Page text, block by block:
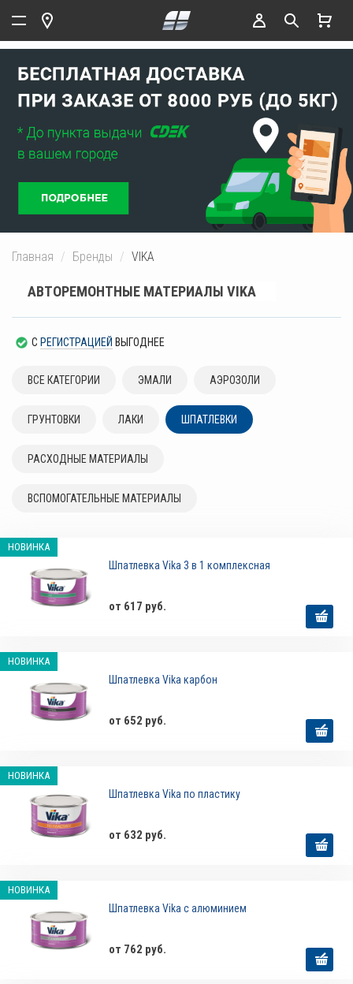
Главная Бренды VIKA
АВТОРЕМОНТНЫЕ МАТЕРИАЛЫ VIKA
С РЕГИСТРАЦИЕЙ ВЫГОДНЕЕ
ВСЕ КАТЕГОРИИ ЭМАЛИ АЭРОЗОЛИ
ГРУНТОВКИ ЛАКИ ШПАТЛЕВКИ
РАСХОДНЫЕ МАТЕРИАЛЫ
ВСПОМОГАТЕЛЬНЫЕ МАТЕРИАЛЫ
НОВИНКА
Шпатлевка Vika 3 в 1 комплексная
от 617 руб.
НОВИНКА
Шпатлевка Vika карбон
от 652 руб.
НОВИНКА
Шпатлевка Vika по пластику
от 632 руб.
НОВИНКА
Шпатлевка Vika с алюминием
от 762 руб.